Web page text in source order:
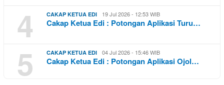
4 CAKAP KETUA EDI 19 Jul 2026 - 12:53 WIB
Cakap Ketua Edi : Potongan Aplikasi Turu…
5 CAKAP KETUA EDI 04 Jul 2026 - 15:46 WIB
Cakap Ketua Edi : Potongan Aplikasi Ojol…